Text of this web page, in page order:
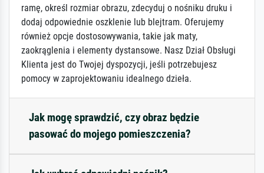
ramę, określ rozmiar obrazu, zdecyduj o nośniku druku i
dodaj odpowiednie oszklenie lub blejtram. Oferujemy
również opcje dostosowywania, takie jak maty,
zaokrąglenia i elementy dystansowe. Nasz Dział Obsługi
Klienta jest do Twojej dyspozycji, jeśli potrzebujesz
pomocy w zaprojektowaniu idealnego dzieła.
Jak mogę sprawdzić, czy obraz będzie
pasować do mojego pomieszczenia?